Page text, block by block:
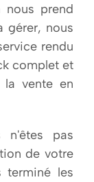
prend
gérer, nous
rendu
complet et
la vente en
n'êtes pas
de votre
terminé les